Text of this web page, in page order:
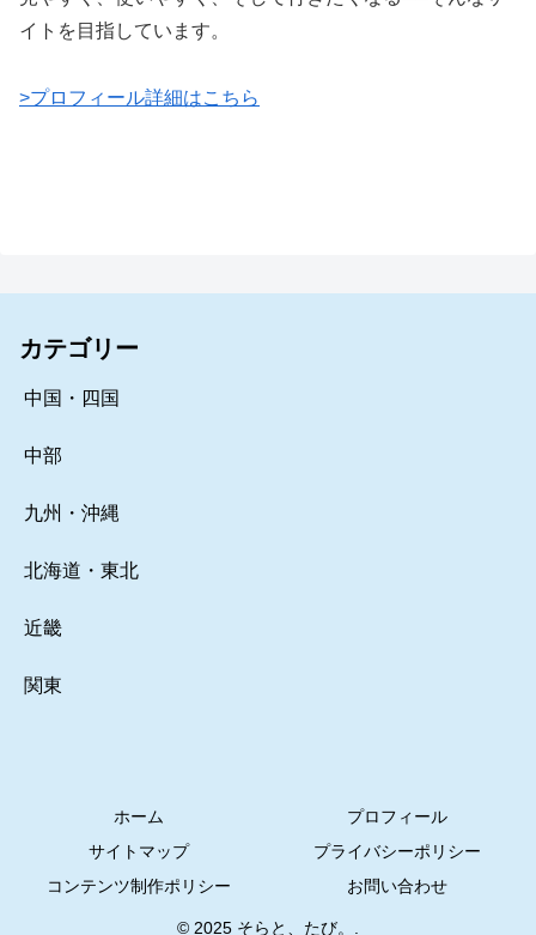
イトを目指しています。
>プロフィール詳細はこちら
カテゴリー
中国・四国
中部
九州・沖縄
北海道・東北
近畿
関東
ホーム
プロフィール
サイトマップ
プライバシーポリシー
コンテンツ制作ポリシー
お問い合わせ
© 2025 そらと、たび。.